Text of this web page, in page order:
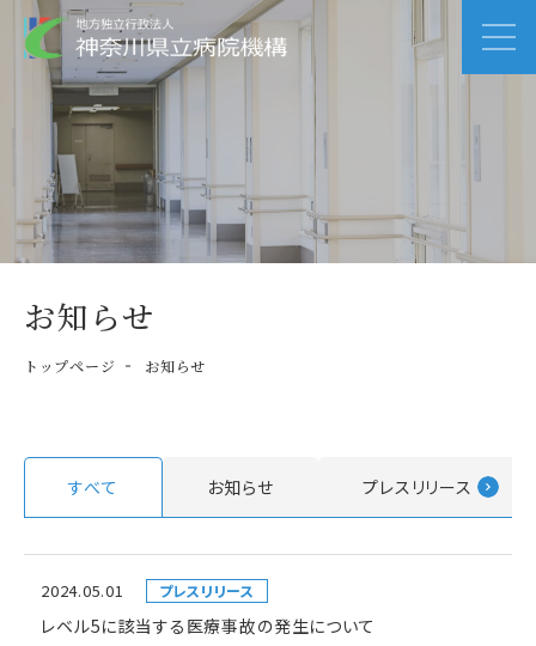
お知らせ
トップページ お知らせ
すべて お知らせ プレスリリース
2024.05.01 プレスリリース
レベル5に該当する医療事故の発生について